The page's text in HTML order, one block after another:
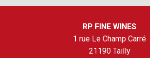
RP FINE WINES
1 rue Le Champ Carré
21190 Tailly